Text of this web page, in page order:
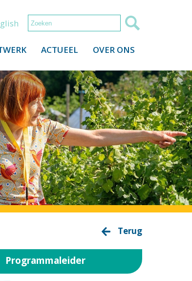
ACTUEEL OVER ONS
Terug
Programmaleider